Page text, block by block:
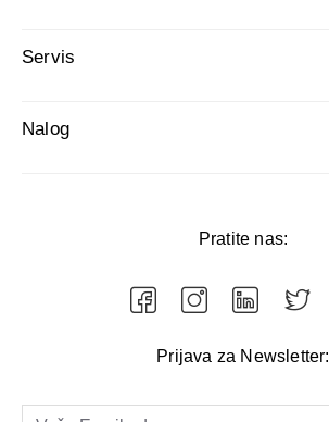
Servis
Nalog
Pratite nas:
Prijava za Newsletter: